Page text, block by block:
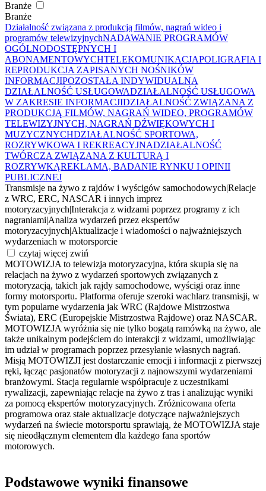
Branże
Branże
Działalność związana z produkcją filmów, nagrań wideo i
programów telewizyjnychNADAWANIE PROGRAMÓW
OGÓLNODOSTĘPNYCH I
ABONAMENTOWYCHTELEKOMUNIKACJAPOLIGRAFIA I
REPRODUKCJA ZAPISANYCH NOŚNIKÓW
INFORMACJIPOZOSTAŁA INDYWIDUALNA
DZIAŁALNOŚĆ USŁUGOWADZIAŁALNOŚĆ USŁUGOWA
W ZAKRESIE INFORMACJIDZIAŁALNOŚĆ ZWIĄZANA Z
PRODUKCJĄ FILMÓW, NAGRAŃ WIDEO, PROGRAMÓW
TELEWIZYJNYCH, NAGRAŃ DŹWIĘKOWYCH I
MUZYCZNYCHDZIAŁALNOŚĆ SPORTOWA,
ROZRYWKOWA I REKREACYJNADZIAŁALNOŚĆ
TWÓRCZA ZWIĄZANA Z KULTURĄ I
ROZRYWKĄREKLAMA, BADANIE RYNKU I OPINII
PUBLICZNEJ
Transmisje na żywo z rajdów i wyścigów samochodowychRelacje
z WRC, ERC, NASCAR i innych imprez
motoryzacyjnychInterakcja z widzami poprzez programy z ich
nagraniamiAnaliza wydarzeń przez ekspertów
motoryzacyjnychAktualizacje i wiadomości o najważniejszych
wydarzeniach w motorsporcie
czytaj więcej zwiń
MOTOWIZJA to telewizja motoryzacyjna, która skupia się na
relacjach na żywo z wydarzeń sportowych związanych z
motoryzacją, takich jak rajdy samochodowe, wyścigi oraz inne
formy motorsportu. Platforma oferuje szeroki wachlarz transmisji, w
tym popularne wydarzenia jak WRC (Rajdowe Mistrzostwa
Świata), ERC (Europejskie Mistrzostwa Rajdowe) oraz NASCAR.
MOTOWIZJA wyróżnia się nie tylko bogatą ramówką na żywo, ale
także unikalnym podejściem do interakcji z widzami, umożliwiając
im udział w programach poprzez przesyłanie własnych nagrań.
Misją MOTOWIZJI jest dostarczanie emocji i informacji z pierwszej
ręki, łącząc pasjonatów motoryzacji z najnowszymi wydarzeniami
branżowymi. Stacja regularnie współpracuje z uczestnikami
rywalizacji, zapewniając relacje na żywo z tras i analizując wyniki
za pomocą ekspertów motoryzacyjnych. Zróżnicowana oferta
programowa oraz stałe aktualizacje dotyczące najważniejszych
wydarzeń na świecie motorsportu sprawiają, że MOTOWIZJA staje
się nieodłącznym elementem dla każdego fana sportów
motorowych.
Podstawowe wyniki finansowe